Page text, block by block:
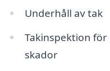
Underhåll av tak
Takinspektion
skador